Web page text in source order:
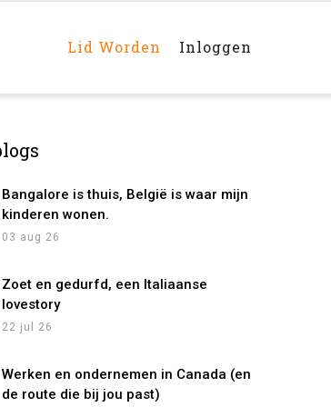
Main
rechts
Lid Worden Inloggen
Bangalore is thuis, België is waar mijn
kinderen wonen.
03 aug 26
Zoet en gedurfd, een Italiaanse
lovestory
22 jul 26
Werken en ondernemen in Canada (en
de route die bij jou past)